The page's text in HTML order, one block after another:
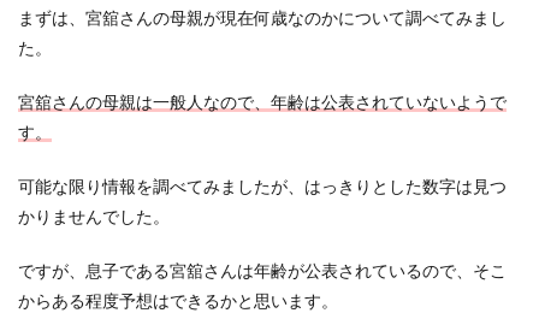
まずは、宮舘さんの母親が現在何歳なのかについて調べてみまし
た。
宮舘さんの母親は一般人なので、年齢は公表されていないようで
す。
可能な限り情報を調べてみましたが、はっきりとした数字は見つ
かりませんでした。
ですが、息子である宮舘さんは年齢が公表されているので、そこ
からある程度予想はできるかと思います。